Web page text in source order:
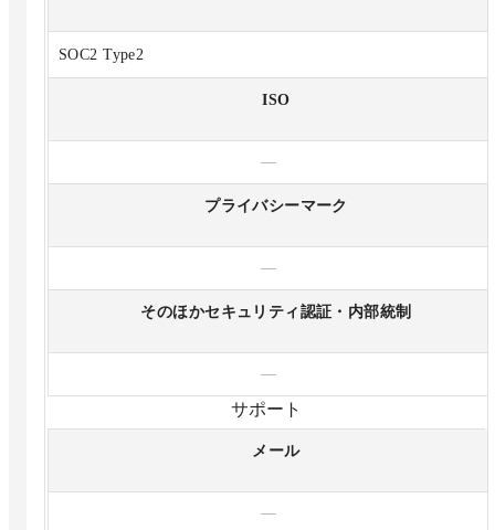
SOC2 Type2
ISO
—
プライバシーマーク
—
そのほかセキュリティ認証・内部統制
—
サポート
メール
—